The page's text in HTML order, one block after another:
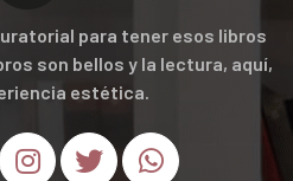
para tener esos libros
son bellos y la lectura, aquí,
estética.